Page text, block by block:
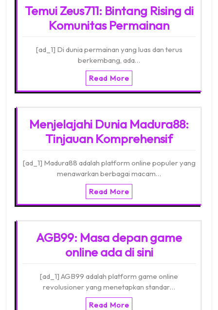
Temui Zeus711: Bintang Rising di
Komunitas Permainan
[ad_1] Di dunia permainan yang luas dan terus
berkembang, ada…
Read More
Menjelajahi Dunia Madura88:
Tinjauan Komprehensif
[ad_1] Madura88 adalah platform online populer yang
menawarkan berbagai macam…
Read More
AGB99: Masa depan game
online ada di sini
[ad_1] AGB99 adalah platform game online
revolusioner yang menetapkan standar…
Read More